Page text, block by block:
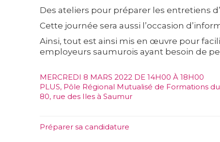
Des ateliers pour préparer les entretiens
Cette journée sera aussi l’occasion
Ainsi, tout est ainsi mis en œuvre pour
employeurs saumurois ayant besoin de
MERCREDI 8 MARS 2022 DE 14H00 À 18H00
PLUS, Pôle Régional Mutualisé de Formations
80, rue des Iles à Saumur
Préparer sa candidature